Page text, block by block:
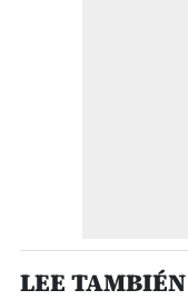
LEE TAMBIÉN